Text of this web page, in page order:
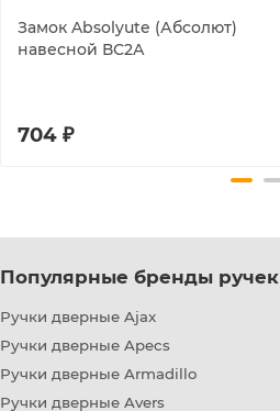
Замок Absolyute (Абсолют)
навесной ВС2А
704 ₽
Популярные бренды ручек
Ручки дверные Ajax
Ручки дверные Apecs
Ручки дверные Armadillo
Ручки дверные Avers